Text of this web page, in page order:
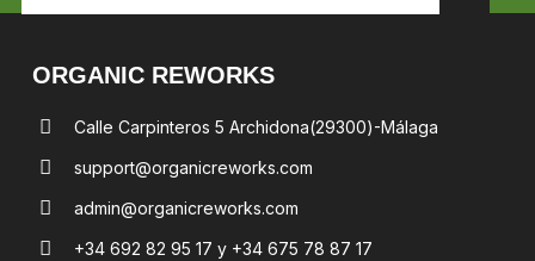
ORGANIC REWORKS
Calle Carpinteros 5 Archidona(29300)-Málaga
support@organicreworks.com
admin@organicreworks.com
+34 692 82 95 17 y +34 675 78 87 17